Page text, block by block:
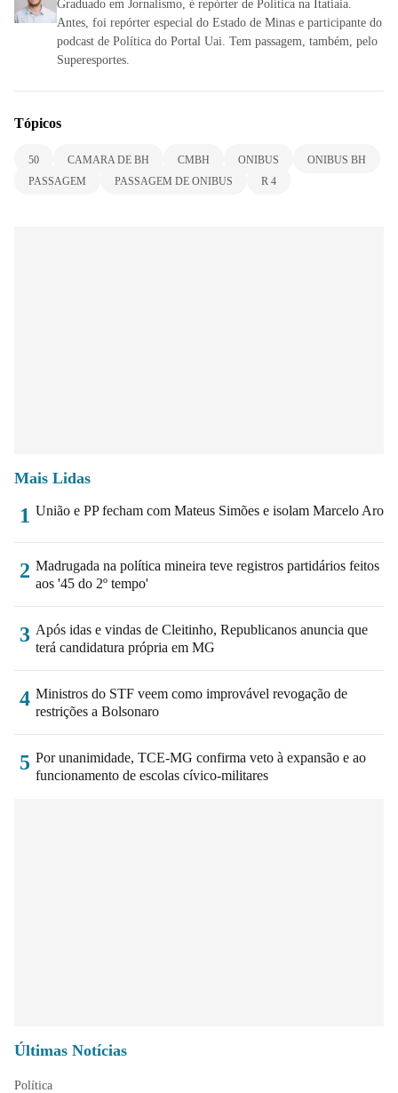
Graduado em Jornalismo, é repórter de Política na Itatiaia.
Antes, foi repórter especial do Estado de Minas e participante do
podcast de Política do Portal Uai. Tem passagem, também, pelo
Superesportes.
Tópicos
50 CAMARA DE BH CMBH ONIBUS
ONIBUS BH
PASSAGEM
PASSAGEM DE ONIBUS R 4
Mais Lidas
1 União e PP fecham com Mateus Simões e isolam Marcelo Aro
2 Madrugada na política mineira teve registros partidários feitos
aos '45 do 2º tempo'
3 Após idas e vindas de Cleitinho, Republicanos anuncia que
terá candidatura própria em MG
4 Ministros do STF veem como improvável revogação de
restrições a Bolsonaro
5 Por unanimidade, TCE-MG confirma veto à expansão e ao
funcionamento de escolas cívico-militares
Últimas Notícias
Política